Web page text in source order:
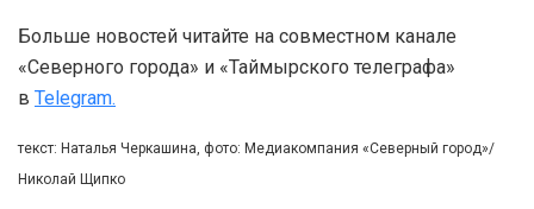
Больше новостей читайте на совместном канале
«Северного города» и «Таймырского телеграфа»
в Telegram.
текст: Наталья Черкашина, фото: Медиакомпания «Северный город»/
Николай Щипко